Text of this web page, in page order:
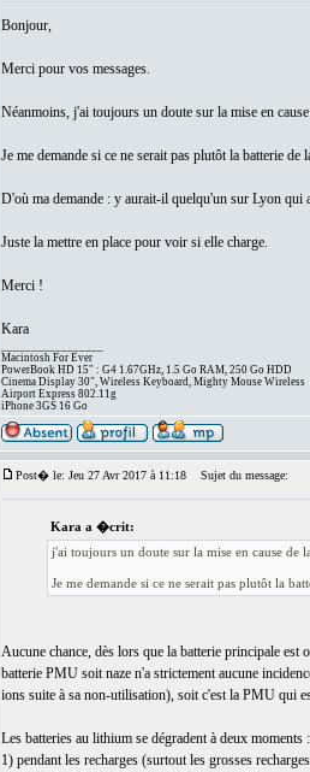
Bonjour,
Merci pour vos messages.
Néanmoins, j'ai toujours un doute sur la mise en
Je me demande si ce ne serait pas plutôt la batterie
D'où ma demande : y aurait-il quelqu'un sur Lyon qui
Juste la mettre en place pour voir si elle charge.
Merci !
Kara
Macintosh For Ever
PowerBook HD 15" : G4 1.67GHz, 1.5 Go RAM, 250 Go HDD
Cinema Display 30", Wireless Keyboard, Mighty Mouse Wireless
Airport Express 802.11g
iPhone 3GS 16 Go
Post� le: Jeu 27 Avr 2017 à 11:18 Sujet du message:
Kara a �crit:
j'ai toujours un doute sur la mise en cause de
Je me demande si ce ne serait pas plutôt la
Aucune chance, dès lors que la batterie principale est
batterie PMU soit naze n'a strictement aucune
ions suite à sa non-utilisation), soit c'est la PMU qui
Les batteries au lithium se dégradent à deux moments :
1) pendant les recharges (surtout les grosses